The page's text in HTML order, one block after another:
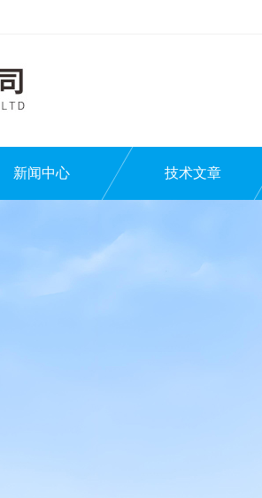
新闻中心 技术文章